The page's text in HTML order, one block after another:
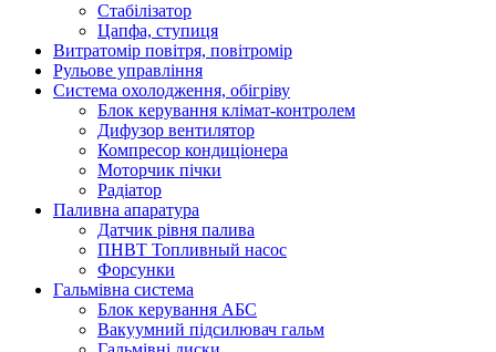
Стабілізатор
Цапфа, ступиця
Витратомір повітря, повітромір
Рульове управління
Система охолодження, обігріву
Блок керування клімат-контролем
Дифузор вентилятор
Компресор кондиціонера
Моторчик пічки
Радіатор
Паливна апаратура
Датчик рівня палива
ПНВТ Топливный насос
Форсунки
Гальмівна система
Блок керування АБС
Вакуумний підсилювач гальм